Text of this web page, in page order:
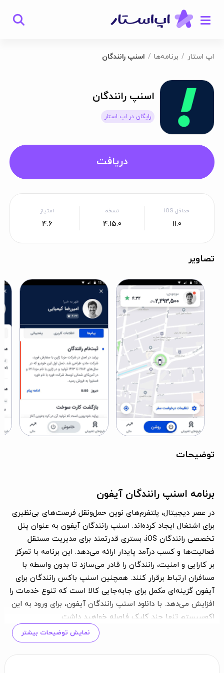
اپ استار برنامه‌ها اسنپ رانندگان
اسنپ رانندگان
رایگان در اپ استار
دریافت
حداقل iOS
11.0
نسخه
4.15.0
امتیاز
4.6
تصاویر
توضیحات
برنامه اسنپ رانندگان آیفون
در عصر دیجیتال، پلتفرم‌های نوین حمل‌ونقل فرصت‌های بی‌نظیری
برای اشتغال ایجاد کرده‌اند. اسنپ رانندگان آیفون به عنوان پنل
تخصصی رانندگان iOS، بستری قدرتمند برای مدیریت مستقل
فعالیت‌ها و کسب درآمد پایدار ارائه می‌دهد. این برنامه با تمرکز
بر کارایی و امنیت، رانندگان را قادر می‌سازد تا بدون واسطه با
مسافران ارتباط برقرار کنند. همچنین اسنپ باکس رانندگان برای
آیفون گزینه‌ای مکمل برای جابه‌جایی کالا است که تنوع خدمات را
افزایش می‌دهد. با دانلود اسنپ رانندگان آیفون، برای ورود به این
اکوسیستم تنها چند کلیک فاصله خواهید داشت.
نسخه اسنپ رانندگان آیفون چیست و چه
تفاوتی با اسنپ دارد؟
نمایش توضیحات بیشتر